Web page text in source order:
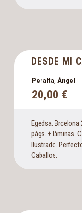
DESDE MI
Peralta, Ángel
20,00 €
Egedsa. Brcelona
págs. + láminas.
Ilustrado.
Caballos.